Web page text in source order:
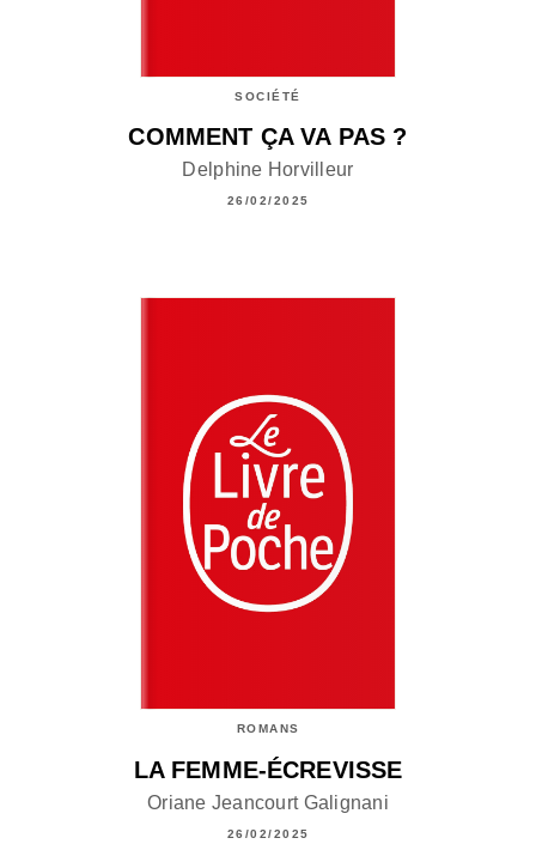
SOCIÉTÉ
COMMENT ÇA VA PAS ?
Delphine Horvilleur
26/02/2025
ROMANS
LA FEMME-ÉCREVISSE
Oriane Jeancourt Galignani
26/02/2025